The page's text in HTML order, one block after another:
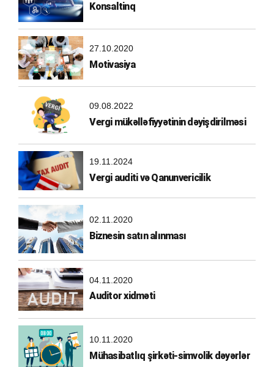
Konsaltinq
27.10.2020
Motivasiya
09.08.2022
Vergi mükəlləfiyyətinin dəyişdirilməsi
19.11.2024
Vergi auditi və Qanunvericilik
02.11.2020
Biznesin satın alınması
04.11.2020
Auditor xidməti
10.11.2020
Mühasibatlıq şirkəti-simvolik dəyərlər